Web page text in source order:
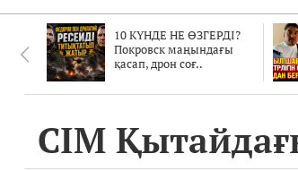
10 КҮНДЕ НЕ ӨЗГЕРДІ?
Покровск маңындағы
қасап, дрон соғ..
СІМ